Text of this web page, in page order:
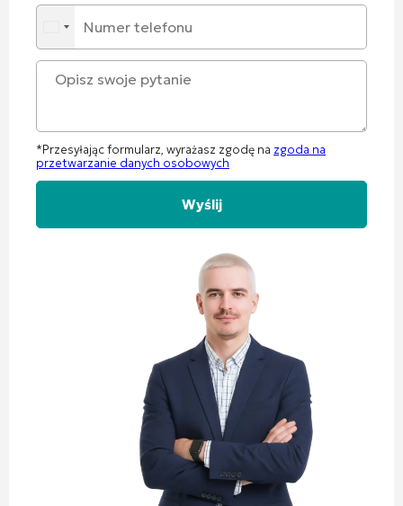
*Przesyłając formularz, wyrażasz zgodę na zgoda na
przetwarzanie danych osobowych